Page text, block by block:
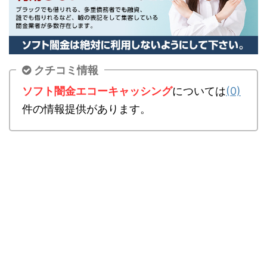
クチコミ情報
ソフト闇金エコーキャッシングについては(0)
件の情報提供があります。